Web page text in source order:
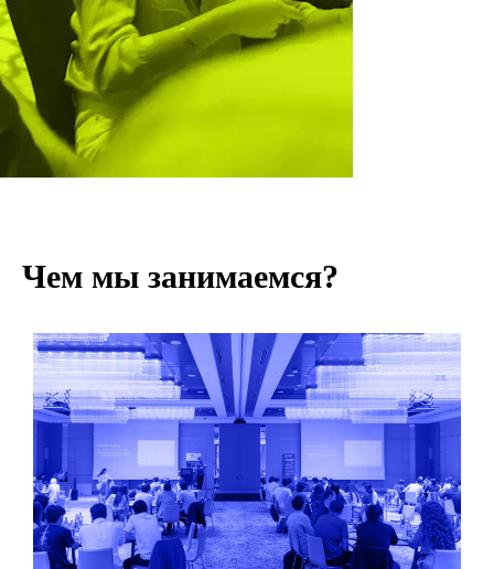
Чем мы занимаемся?
Карты ТРИЗ